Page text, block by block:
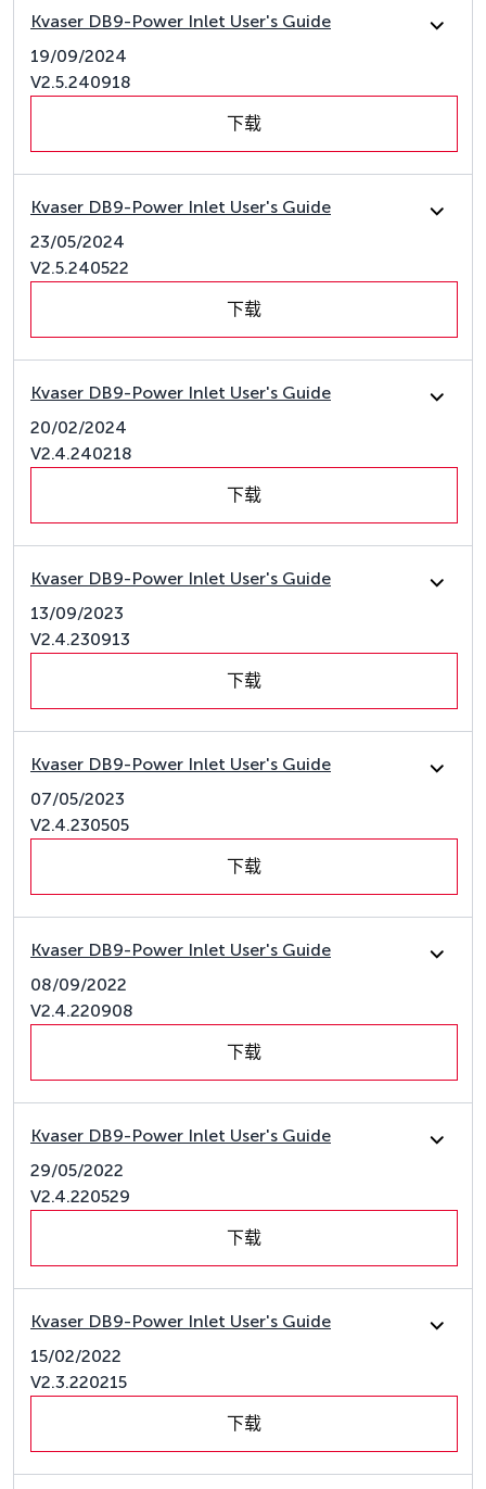
Kvaser DB9-Power Inlet User's Guide
19/09/2024
V2.5.240918
下载
Kvaser DB9-Power Inlet User's Guide
23/05/2024
V2.5.240522
下载
Kvaser DB9-Power Inlet User's Guide
20/02/2024
V2.4.240218
下载
Kvaser DB9-Power Inlet User's Guide
13/09/2023
V2.4.230913
下载
Kvaser DB9-Power Inlet User's Guide
07/05/2023
V2.4.230505
下载
Kvaser DB9-Power Inlet User's Guide
08/09/2022
V2.4.220908
下载
Kvaser DB9-Power Inlet User's Guide
29/05/2022
V2.4.220529
下载
Kvaser DB9-Power Inlet User's Guide
15/02/2022
V2.3.220215
下载